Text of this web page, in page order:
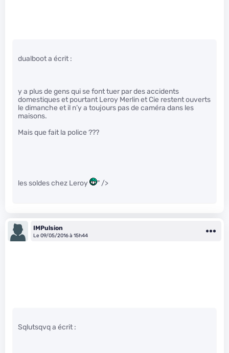
dualboot a écrit :
y a plus de gens qui se font tuer par des accidents
domestiques et pourtant Leroy Merlin et Cie restent ouverts
le dimanche et il n’y a toujours pas de caméra dans les
maisons.
Mais que fait la police ???
les soldes chez Leroy " />
IMPulsion
Le 09/05/2016 à 15h44
Sqlutsqvq a écrit :